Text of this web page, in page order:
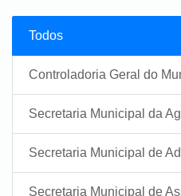
Todos
Controladoria Geral do
Secretaria Municipal da
Secretaria Municipal de
Secretaria Municipal de